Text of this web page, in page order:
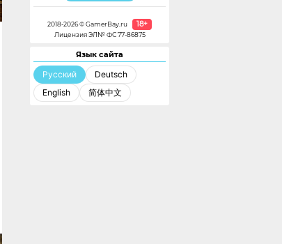
2018-2026 © GamerBay.ru 18+
Лицензия ЭЛ№ ФС 77-86875
Язык сайта
Русский
Deutsch
English
简体中文